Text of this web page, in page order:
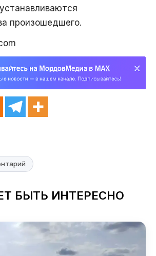
произошедшего.
БЫТЬ ИНТЕРЕСНО